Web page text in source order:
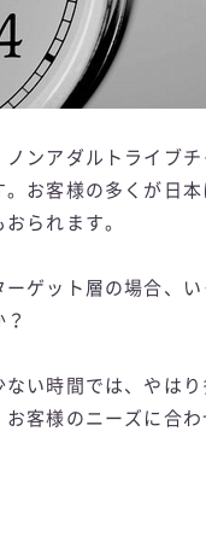
ノンアダルトライブ
お客様の多くが日
られます。
ーゲット層の場合、
ない時間では、やは
お客様のニーズに合